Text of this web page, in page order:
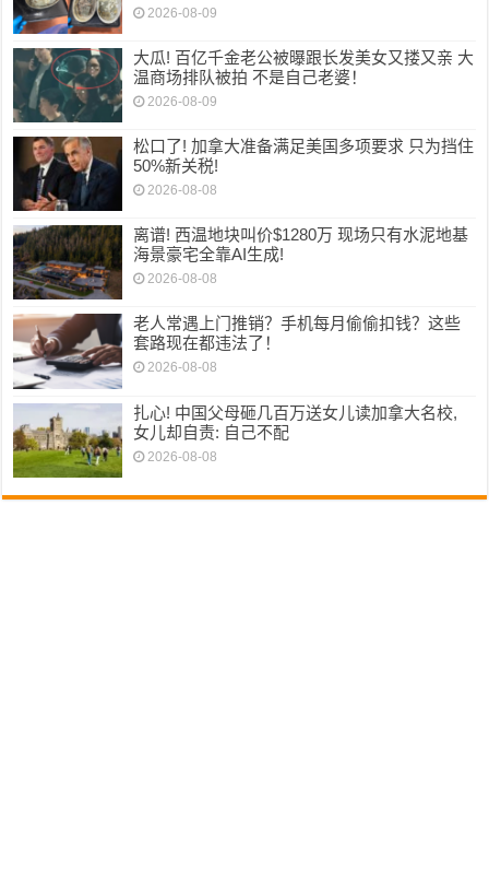
2026-08-09
大瓜! 百亿千金老公被曝跟长发美女又搂又亲 大
温商场排队被拍 不是自己老婆！
2026-08-09
松口了! 加拿大准备满足美国多项要求 只为挡住
50%新关税!
2026-08-08
离谱! 西温地块叫价$1280万 现场只有水泥地基
海景豪宅全靠AI生成!
2026-08-08
老人常遇上门推销？手机每月偷偷扣钱？这些
套路现在都违法了！
2026-08-08
扎心! 中国父母砸几百万送女儿读加拿大名校,
女儿却自责: 自己不配
2026-08-08